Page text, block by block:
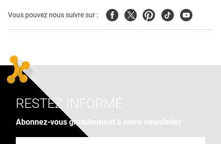
Vous pouvez nous suivre sur : FacebookTwitterPinterest
TiktokYoutube
RESTEZ INFORMÉ
Abonnez-vous gratuitement à notre newsletter